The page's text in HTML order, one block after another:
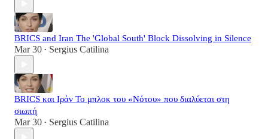
BRICS and Iran The 'Global South' Block Dissolving in Silence
Mar 30 • Sergius Catilina
BRICS και Ιράν Το μπλοκ του «Νότου» που διαλύεται στη
σιωπή
Mar 30 • Sergius Catilina